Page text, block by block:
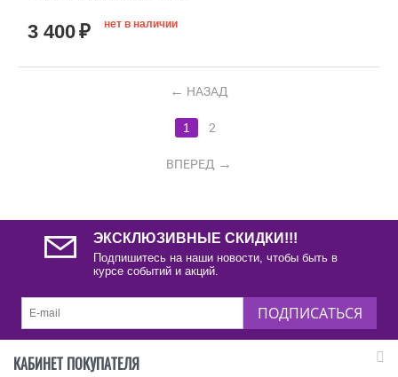
3 400₽ нет в наличии
НАЗАД
1 2
ВПЕРЕД
ЭКСКЛЮЗИВНЫЕ СКИДКИ!!!
Подпишитесь на наши новости, чтобы быть в
курсе событий и акций.
ПОДПИСАТЬСЯ
КАБИНЕТ ПОКУПАТЕЛЯ